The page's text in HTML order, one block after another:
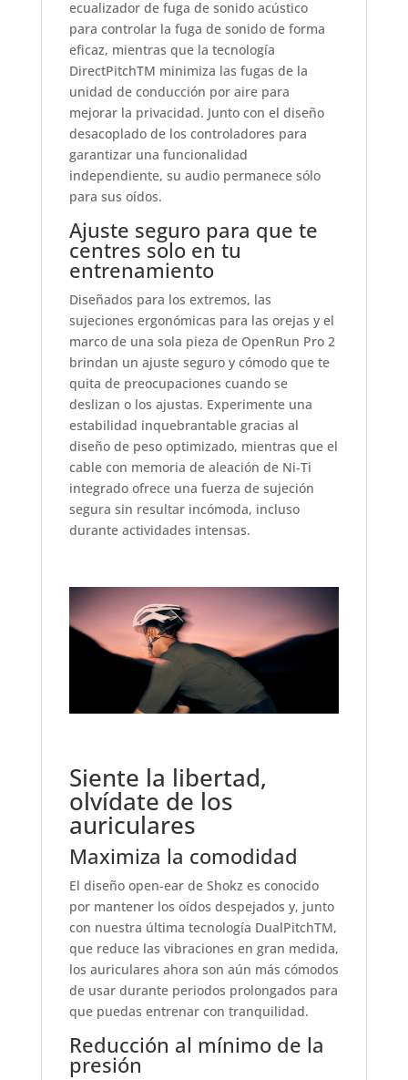
ecualizador de fuga de sonido acústico
para controlar la fuga de sonido de forma
eficaz, mientras que la tecnología
DirectPitchTM minimiza las fugas de la
unidad de conducción por aire para
mejorar la privacidad. Junto con el diseño
desacoplado de los controladores para
garantizar una funcionalidad
independiente, su audio permanece sólo
para sus oídos.
Ajuste seguro para que te
centres solo en tu
entrenamiento
Diseñados para los extremos, las
sujeciones ergonómicas para las orejas y el
marco de una sola pieza de OpenRun Pro 2
brindan un ajuste seguro y cómodo que te
quita de preocupaciones cuando se
deslizan o los ajustas. Experimente una
estabilidad inquebrantable gracias al
diseño de peso optimizado, mientras que el
cable con memoria de aleación de Ni-Ti
integrado ofrece una fuerza de sujeción
segura sin resultar incómoda, incluso
durante actividades intensas.
Siente la libertad,
olvídate de los
auriculares
Maximiza la comodidad
El diseño open-ear de Shokz es conocido
por mantener los oídos despejados y, junto
con nuestra última tecnología DualPitchTM,
que reduce las vibraciones en gran medida,
los auriculares ahora son aún más cómodos
de usar durante periodos prolongados para
que puedas entrenar con tranquilidad.
Reducción al mínimo de la
presión